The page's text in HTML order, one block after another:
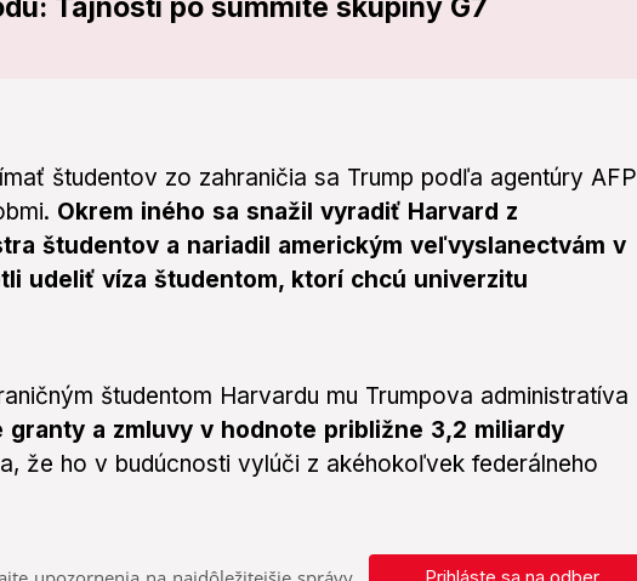
Tajnosti po summite skupiny G7
študentov zo zahraničia sa Trump podľa agentúry AFP
Okrem iného sa snažil vyradiť Harvard z
študentov a nariadil americkým veľvyslanectvám v
udeliť víza študentom, ktorí chcú univerzitu
študentom Harvardu mu Trumpova administratíva
granty a zmluvy v hodnote približne 3,2 miliardy
že ho v budúcnosti vylúči z akéhokoľvek federálneho